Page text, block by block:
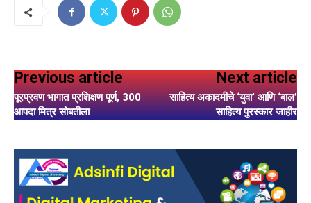
Previous article
पूरप्रवण भागात प्रशिक्षण पूर्ण, 300
आपदा मित्र सोबतीला
Next article
साहित्य अकादमीचे ‘युवा’ आणि ‘बाल’
साहित्य पुरस्कार जाहीर